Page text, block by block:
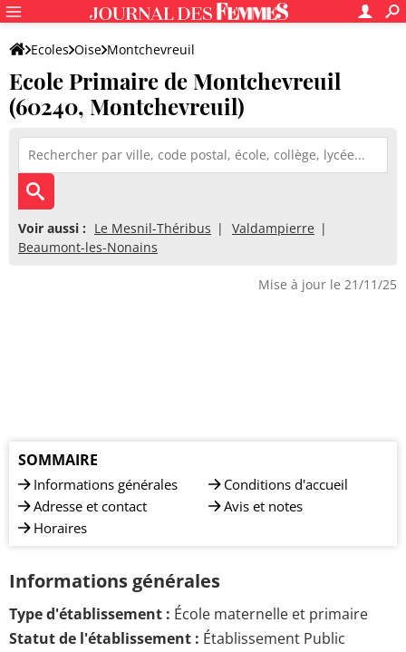
Ecoles Oise Montchevreuil
Ecole Primaire de Montchevreuil
Ecole Primaire de Montchevreuil
(60240, Montchevreuil)
Voir aussi : Le Mesnil-Théribus
Valdampierre
Beaumont-les-Nonains
Mise à jour le 21/11/25
SOMMAIRE
Informations générales
Adresse et contact
Horaires
Conditions d'accueil
Avis et notes
Informations générales
Type d'établissement : École maternelle et primaire
Statut de l'établissement : Établissement Public